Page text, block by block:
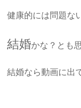
健康的には問題な
結婚かな？とも
結婚なら動画に出